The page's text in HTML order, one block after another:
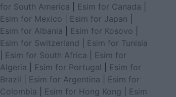
for South America
Esim for Canada
Esim for Mexico
Esim for Japan
Esim for Albania
Esim for Kosovo
Esim for Switzerland
Esim for Tunisia
Esim for South Africa
Esim for
Algeria
Esim for Portugal
Esim for
Brazil
Esim for Argentina
Esim for
Colombia
Esim for Hong Kong
Esim